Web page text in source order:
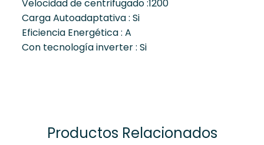
Velocidad de centrifugado :1200
Carga Autoadaptativa : Si
Eficiencia Energética : A
Con tecnología inverter : Si
Productos Relacionados